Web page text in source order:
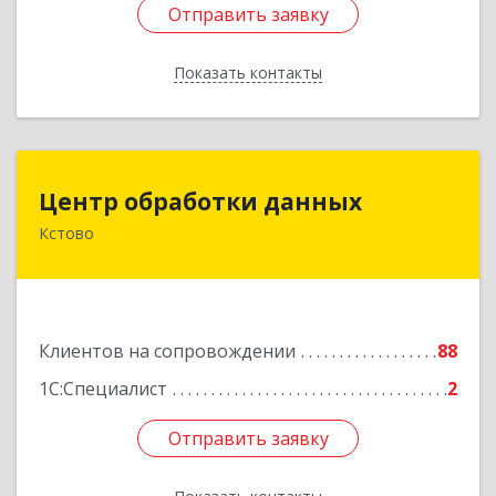
Отправить заявку
Показать контакты
Отправить заявку
Назад
Центр обработки данных
Кстово
Клиентов на сопровождении
88
1С:Специалист
2
Отправить заявку
Центр обработки данных
607650, Нижегородская обл, Кстово г, Победы
Отправить заявку